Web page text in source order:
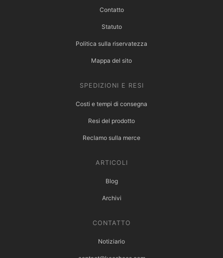
Contatto
Statuto
Politica sulla riservatezza
Mappa del sito
SPEDIZIONI E RESI
Costi e tempi di consegna
Resi del prodotto
Reclamo sulla merce
ARTICOLI
Blog
Archivi
CONTATTO
Notiziario